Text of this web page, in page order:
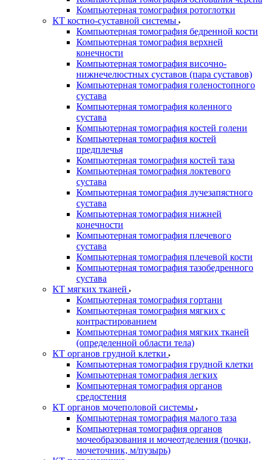
Компьютерная томография ротоглотки
КТ костно-суставной системы
Компьютерная томография бедренной кости
Компьютерная томография верхней
конечности
Компьютерная томография височно-
нижнечелюстных суставов (пара суставов)
Компьютерная томография голеностопного
сустава
Компьютерная томография коленного
сустава
Компьютерная томография костей голени
Компьютерная томография костей
предплечья
Компьютерная томография костей таза
Компьютерная томография локтевого
сустава
Компьютерная томография лучезапястного
сустава
Компьютерная томография нижней
конечности
Компьютерная томография плечевого
сустава
Компьютерная томография плечевой кости
Компьютерная томография тазобедренного
сустава
КТ мягких тканей
Компьютерная томография гортани
Компьютерная томография мягких с
контрастированием
Компьютерная томография мягких тканей
(определенной области тела)
КТ органов грудной клетки
Компьютерная томография грудной клетки
Компьютерная томография легких
Компьютерная томография органов
средостения
КТ органов мочеполовой системы
Компьютерная томография малого таза
Компьютерная томография органов
мочеобразования и мочеотделения (почки,
мочеточник, м/пузырь)